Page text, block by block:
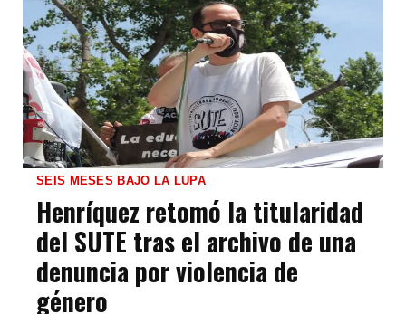
SEIS MESES BAJO LA LUPA
Henríquez retomó la titularidad
del SUTE tras el archivo de una
denuncia por violencia de
género